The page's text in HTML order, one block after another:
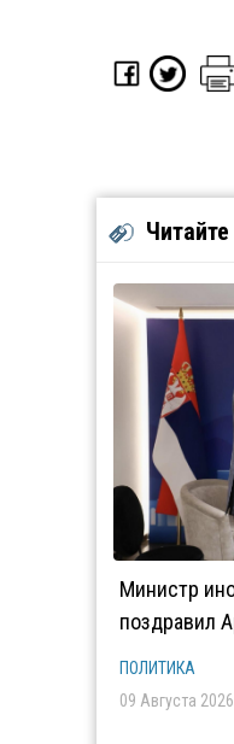
Министр
поздравил
ПОЛИТИКА
09 Августа